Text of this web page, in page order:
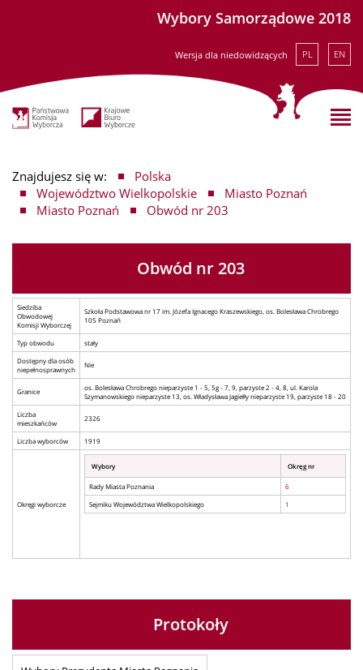
Wybory Samorządowe 2018
Wersja dla niedowidzących PL EN
Znajdujesz się w:
Polska
Województwo Wielkopolskie
Miasto Poznań
Miasto Poznań
Obwód nr 203
Obwód nr 203
Siedziba
Obwodowej
Komisji Wyborczej
Szkoła Podstawowa nr 17 im. Józefa Ignacego Kraszewskiego, os. Bolesława Chrobrego
105 Poznań
Typ obwodu
stały
Dostępny dla osób
niepełnosprawnych
Nie
Granice
os. Bolesława Chrobrego nieparzyste 1 - 5, 5g - 7, 9, parzyste 2 - 4, 8, ul. Karola
Szymanowskiego nieparzyste 13, os. Władysława Jagiełły nieparzyste 19, parzyste 18 - 20
Liczba
mieszkańców
2326
Liczba wyborców 1919
Okręgi wyborcze
Wybory Okręg nr
Rady Miasta Poznania
6
Sejmiku Województwa Wielkopolskiego
1
Protokoły